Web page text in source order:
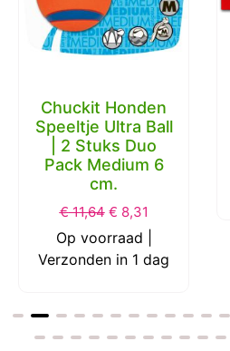
Chuckit Honden
Speeltje Ultra Ball
| 2 Stuks Duo
Pack Medium 6
cm.
€11,64 € 8,31
Op voorraad |
Verzonden in 1 dag